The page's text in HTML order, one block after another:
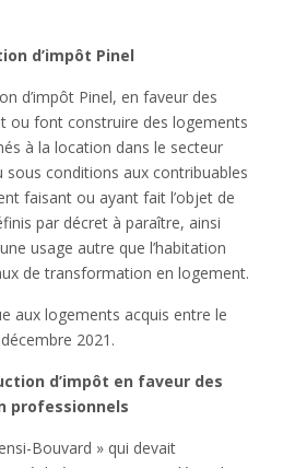
d’impôt Pinel
d’impôt Pinel, en faveur des
ou font construire des logements
à la location dans le secteur
conditions aux contribuables
faisant ou ayant fait l’objet de
par décret à paraître, ainsi
usage autre que l’habitation
de transformation en logement.
aux logements acquis entre le
2021.
d’impôt en faveur des
professionnels
Bouvard » qui devait